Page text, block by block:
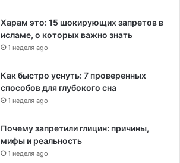
Харам это: 15 шокирующих запретов в
исламе, о которых важно знать
1 неделя ago
Как быстро уснуть: 7 проверенных
способов для глубокого сна
1 неделя ago
Почему запретили глицин: причины,
мифы и реальность
1 неделя ago